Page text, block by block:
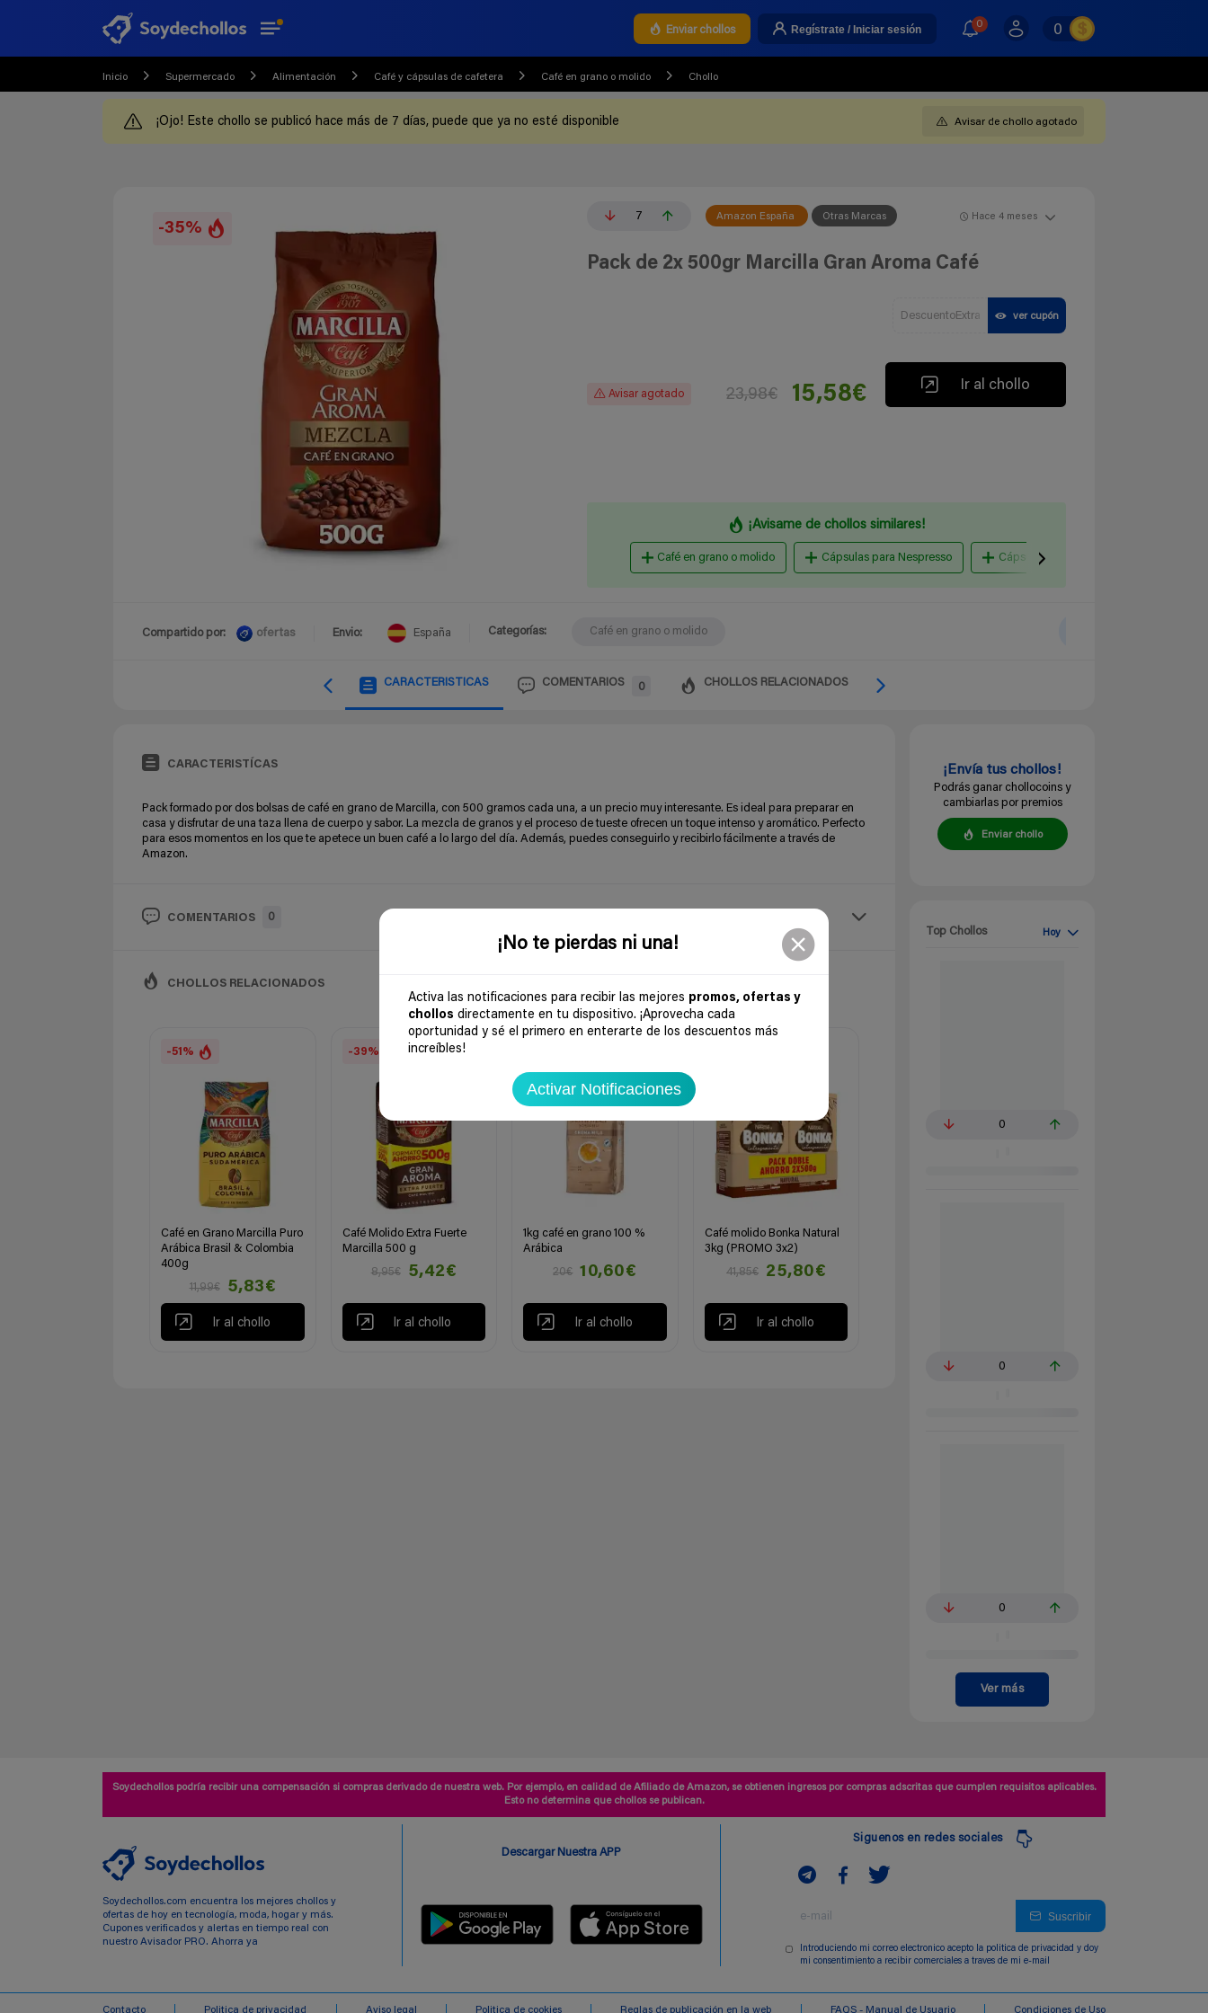
¡No te pierdas ni una!
Activa las notificaciones para recibir las mejores promos, ofertas y
chollos directamente en tu dispositivo. ¡Aprovecha cada
oportunidad y sé el primero en enterarte de los descuentos más
increíbles!
Activar Notificaciones
Enviar chollos Regístrate / Iniciar sesión 0 0
Inicio Supermercado Alimentación Café y cápsulas de cafetera Café en grano o molido Chollo
¡Ojo! Este chollo se publicó hace más de 7 días, puede que ya no esté disponible Avisar de chollo agotado
-35%
7 Amazon España Otras Marcas Hace 4 meses
Pack de 2x 500gr Marcilla Gran Aroma Café
DescuentoExtra ver cupón
Avisar agotado 23,98€ 15,58€ Ir al chollo
¡Avisame de chollos similares!
Café en grano o molido Cápsulas para Nespresso Cápsulas para Dolce Gusto
Compartido por: ofertas Envio: España Categorías: Café en grano o molido
CARACTERISTICAS COMENTARIOS 0 CHOLLOS RELACIONADOS
CARACTERISTÍCAS
Pack formado por dos bolsas de café en grano de Marcilla, con 500 gramos cada una, a un precio muy interesante. Es ideal para preparar en
casa y disfrutar de una taza llena de cuerpo y sabor. La mezcla de granos y el proceso de tueste ofrecen un toque intenso y aromático. Perfecto
para esos momentos en los que te apetece un buen café a lo largo del día. Además, puedes conseguirlo y recibirlo fácilmente a través de
Amazon.
COMENTARIOS 0
CHOLLOS RELACIONADOS
-51%
Café en Grano Marcilla Puro
Arábica Brasil & Colombia
400g
11,99€
5,83€
Ir al chollo
-39%
Café Molido Extra Fuerte
Marcilla 500 g
8,95€
5,42€
Ir al chollo
1kg café en grano 100 %
Arábica
20€
10,60€
Ir al chollo
Café molido Bonka Natural
3kg (PROMO 3x2)
41,85€
25,80€
Ir al chollo
¡Envía tus chollos!
Podrás ganar chollocoins y
cambiarlas por premios
Enviar chollo
Top Chollos Hoy
0
0
0
Ver más
Soydechollos podría recibir una compensación si compras derivado de nuestra web. Por ejemplo, en calidad de Afiliado de Amazon, se obtienen ingresos por compras adscritas que cumplen requisitos aplicables.
Esto no determina que chollos se publican.
Soydechollos.com encuentra los mejores chollos y
ofertas de hoy en tecnología, moda, hogar y más.
Cupones verificados y alertas en tiempo real con
nuestro Avisador PRO. Ahorra ya
Descargar Nuestra APP
Siguenos en redes sociales
Suscribir
Introduciendo mi correo electronico acepto la politica de privacidad y doy
mi consentimiento a recibir comerciales a traves de mi e-mail
Contacto Politica de privacidad Aviso legal Politica de cookies Reglas de publicación en la web FAQS - Manual de Usuario Condiciones de Uso